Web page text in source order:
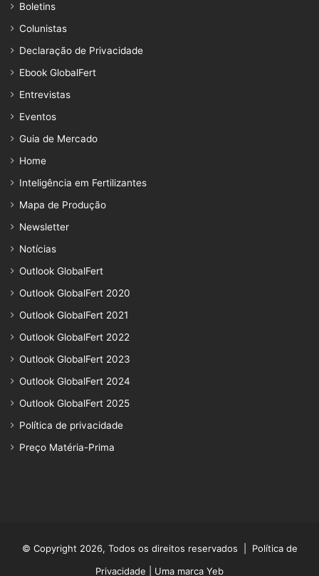
Boletins
Colunistas
Declaração de Privacidade
Ebook GlobalFert
Entrevistas
Eventos
Guia de Mercado
Home
Inteligência em Fertilizantes
Mapa de Produção
Newsletter
Notícias
Outlook GlobalFert
Outlook GlobalFert 2020
Outlook GlobalFert 2021
Outlook GlobalFert 2022
Outlook GlobalFert 2023
Outlook GlobalFert 2024
Outlook GlobalFert 2025
Política de privacidade
Preço Matéria-Prima
© Copyright 2026, Todos os direitos reservados | Política de
Privacidade | Uma marca Yeb